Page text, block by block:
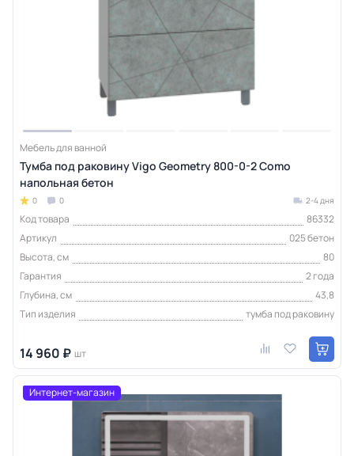
Мебель для ванной
Тумба под раковину Vigo Geometry 800-0-2 Como
напольная бетон
0 0 2-4 дня
Код товара
86332
Артикул
025 бетон
Высота, см
80
Гарантия
2 года
Глубина, см
43,8
Тип изделия
тумба под раковину
14 960 ₽ шт
Интернет-магазин